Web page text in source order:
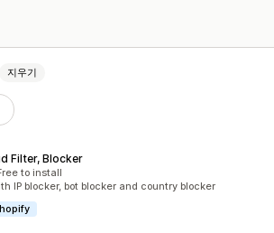
지우기
Filter, Blocker
to install
IP blocker, bot blocker and country blocker